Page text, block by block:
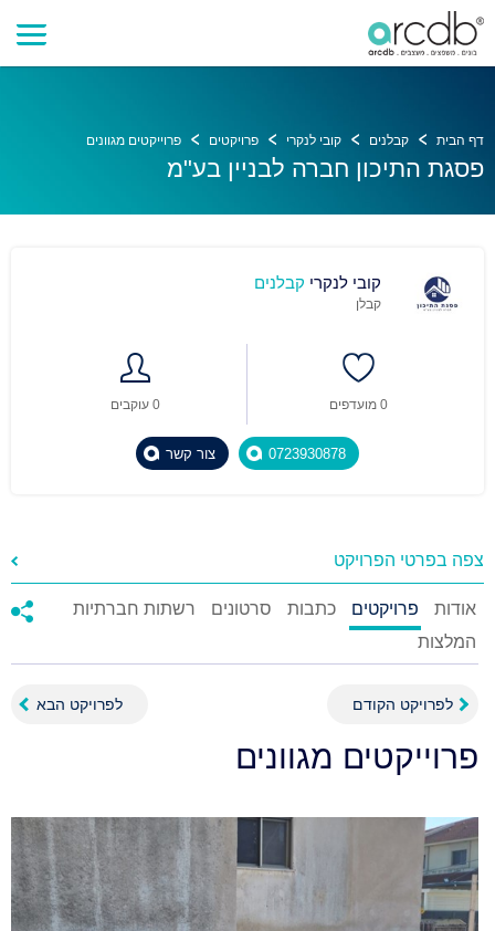
דף הבית קבלנים קובי לנקרי פרויקטים פרוייקטים מגוונים
פסגת התיכון חברה לבניין בע"מ
קובי לנקרי קבלנים
קבלן
0 עוקבים 0 מועדפים
צור קשר 0723930878
צפה בפרטי הפרויקט
אודות פרויקטים כתבות סרטונים
רשתות חברתיות
המלצות
לפרויקט הקודם לפרויקט הבא
פרוייקטים מגוונים